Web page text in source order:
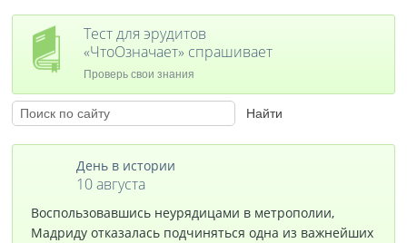
Тест для эрудитов
«ЧтоОзначает» спрашивает
Проверь свои знания
День в истории
10 августа
Воспользовавшись неурядицами в метрополии,
Мадриду отказалась подчиняться одна из важнейших